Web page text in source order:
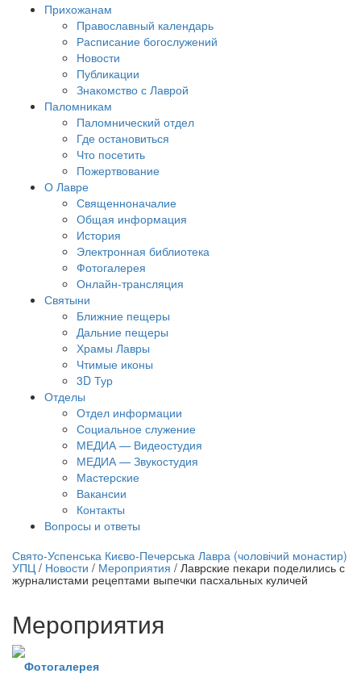
Прихожанам
Православный календарь
Расписание богослужений
Новости
Публикации
Знакомство с Лаврой
Паломникам
Паломнический отдел
Где остановиться
Что посетить
Пожертвование
О Лавре
Священноначалие
Общая информация
История
Электронная библиотека
Фотогалерея
Онлайн-трансляция
Святыни
Ближние пещеры
Дальние пещеры
Храмы Лавры
Чтимые иконы
3D Тур
Отделы
Отдел информации
Социальное служение
МЕДИА — Видеостудия
МЕДИА — Звукостудия
Мастерские
Вакансии
Контакты
Вопросы и ответы
трансляция | 12 сентября
трансляции
Свято-Успенська Києво-Печерська Лавра (чоловічий монастир)
УПЦ / Новости / Мероприятия / Лаврские пекари поделились с
журналистами рецептами выпечки пасхальных куличей
Мероприятия
Фотогалерея